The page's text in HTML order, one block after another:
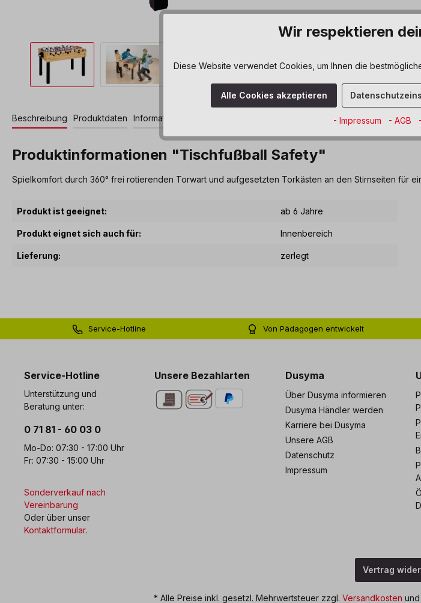
Beschreibung Produktdaten Informationen und Hinweise
Produktinformationen "Tischfußball Safety"
Spielkomfort durch 360° frei rotierenden Torwart und aufgesetzten Torkästen an den Stirnseiten für
Produkt ist geeignet: ab 6 Jahre
Produkt eignet sich auch für: Innenbereich
Lieferung: zerlegt
Service-Hotline
Von Pädagogen entwickelt
Service-Hotline
Unterstützung und
Beratung unter:
0 71 81 - 60 03 0
Mo-Do: 07:30 - 17:00 Uhr
Fr: 07:30 - 15:00 Uhr
Sonderverkauf nach
Vereinbarung
Oder über unser
Kontaktformular.
Unsere Bezahlarten Dusyma
Über Dusyma informieren
Dusyma Händler werden
Karriere bei Dusyma
Unsere AGB
Datenschutz
Impressum
Vertrag
* Alle Preise inkl. gesetzl. Mehrwertsteuer zzgl. Versandkosten
Wir respektieren
Diese Website verwendet Cookies, um Ihnen die
Alle Cookies akzeptieren
- Impressum - AGB